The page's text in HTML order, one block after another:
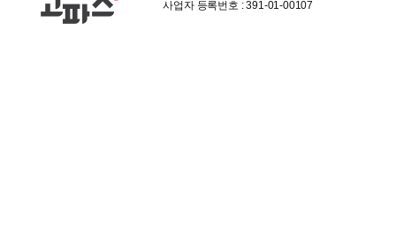
사업자 등록번호 : 391-01-00107